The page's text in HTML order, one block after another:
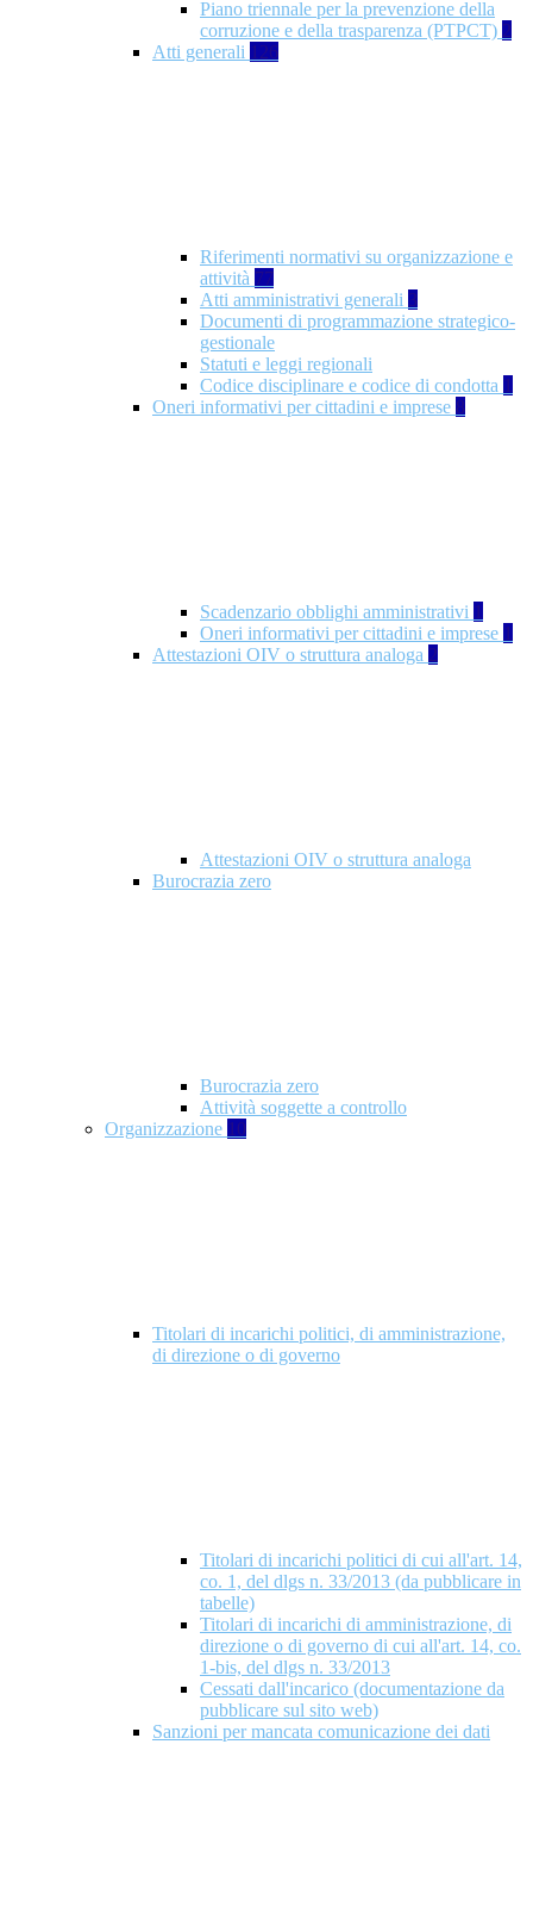
Piano triennale per la prevenzione della
corruzione e della trasparenza (PTPCT) 2
Atti generali 126
Riferimenti normativi su organizzazione e
attività 77
Atti amministrativi generali 3
Documenti di programmazione strategico-
gestionale
Statuti e leggi regionali
Codice disciplinare e codice di condotta 1
Oneri informativi per cittadini e imprese 8
Scadenzario obblighi amministrativi 1
Oneri informativi per cittadini e imprese 1
Attestazioni OIV o struttura analoga 2
Attestazioni OIV o struttura analoga
Burocrazia zero
Burocrazia zero
Attività soggette a controllo
Organizzazione 10
Titolari di incarichi politici, di amministrazione,
di direzione o di governo
Titolari di incarichi politici di cui all'art. 14,
co. 1, del dlgs n. 33/2013 (da pubblicare in
tabelle)
Titolari di incarichi di amministrazione, di
direzione o di governo di cui all'art. 14, co.
1-bis, del dlgs n. 33/2013
Cessati dall'incarico (documentazione da
pubblicare sul sito web)
Sanzioni per mancata comunicazione dei dati